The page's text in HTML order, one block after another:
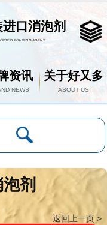
口消泡剂
FOAMING AGENT
资讯
NEWS
关于好又多
ABOUT US
剂
返回上一页 >